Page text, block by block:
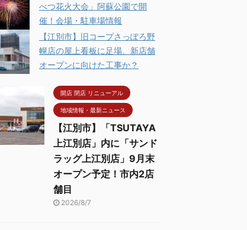
べつ花火大会」阿蘇公園で開
催！会場・駐車場情報
【江別市】旧コープさっぽろ野
幌店の屋上看板に足場、新店舗
オープンに向けた工事か？
開店 閉店 リニューアル
地域情報・最新ニュース
【江別市】「TSUTAYA
上江別店」内に「サンド
ラッグ上江別店」9月末
オープン予定！市内2店
舗目
2026/8/7